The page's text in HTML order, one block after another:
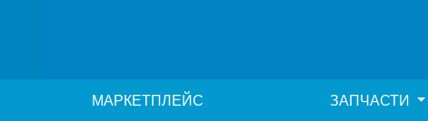
МАРКЕТПЛЕЙС ЗАПЧАСТИ